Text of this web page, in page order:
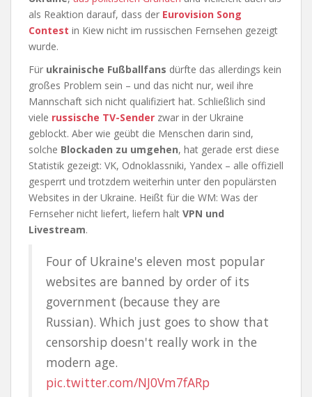
als Reaktion darauf, dass der Eurovision Song
Contest in Kiew nicht im russischen Fernsehen gezeigt
wurde.
Für ukrainische Fußballfans dürfte das allerdings kein
großes Problem sein – und das nicht nur, weil ihre
Mannschaft sich nicht qualifiziert hat. Schließlich sind
viele russische TV-Sender zwar in der Ukraine
geblockt. Aber wie geübt die Menschen darin sind,
solche Blockaden zu umgehen, hat gerade erst diese
Statistik gezeigt: VK, Odnoklassniki, Yandex – alle offiziell
gesperrt und trotzdem weiterhin unter den populärsten
Websites in der Ukraine. Heißt für die WM: Was der
Fernseher nicht liefert, liefern halt VPN und
Livestream.
Four of Ukraine's eleven most popular
websites are banned by order of its
government (because they are
Russian). Which just goes to show that
censorship doesn't really work in the
modern age.
pic.twitter.com/NJ0Vm7fARp